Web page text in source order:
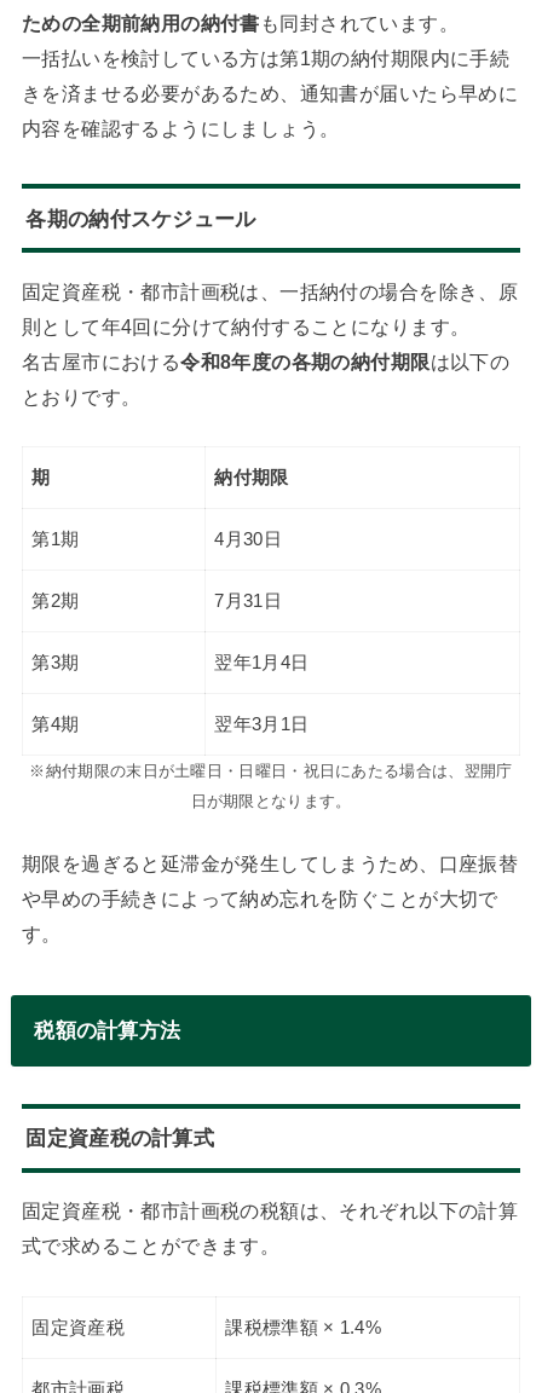
ための全期前納用の納付書 も同封されています。
一括払いを検討している方は第1期の納付期限内に手続
きを済ませる必要があるため、通知書が届いたら早めに
内容を確認するようにしましょう。
各期の納付スケジュール
固定資産税・都市計画税は、一括納付の場合を除き、原
則として年4回に分けて納付することになります。
名古屋市における令和8年度の各期の納付期限は以下の
とおりです。
期 納付期限
第1期 4月30日
第2期 7月31日
第3期 翌年1月4日
第4期 翌年3月1日
※納付期限の末日が土曜日・日曜日・祝日にあたる場合は、翌開庁
日が期限となります。
期限を過ぎると延滞金が発生してしまうため、口座振替
や早めの手続きによって納め忘れを防ぐことが大切で
す。
税額の計算方法
固定資産税の計算式
固定資産税・都市計画税の税額は、それぞれ以下の計算
式で求めることができます。
固定資産税 課税標準額 × 1.4%
都市計画税 課税標準額 × 0.3%